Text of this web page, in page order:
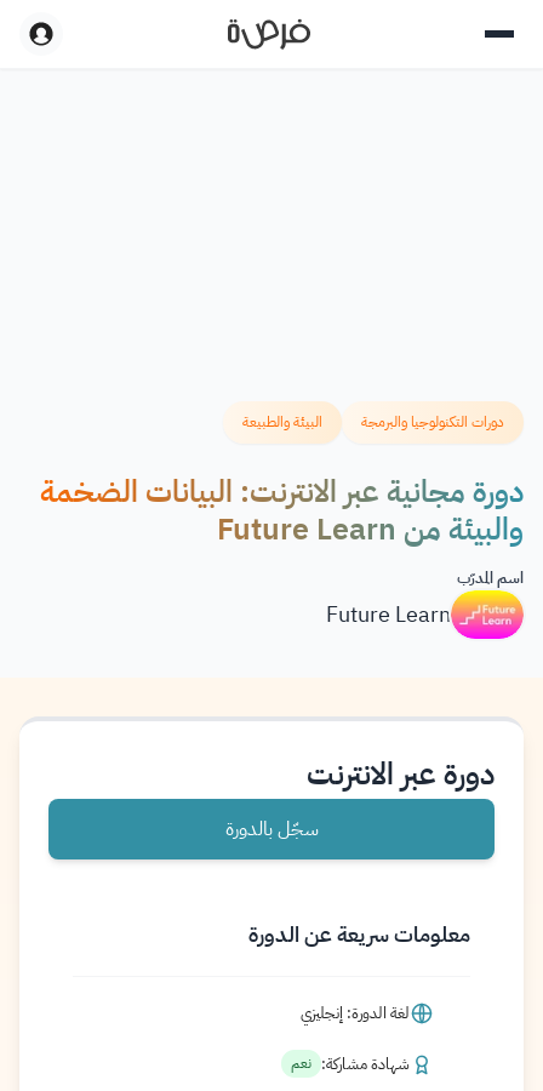
دورات التكنولوجيا والبرمجة البيئة والطبيعة
دورة مجانية عبر الانترنت: البيانات الضخمة
والبيئة من Future Learn
اسم المدرّب
Future Learn
دورة عبر الانترنت
سجّل بالدورة
معلومات سريعة عن الدورة
لغة الدورة: إنجليزي
شهادة مشاركة: نعم